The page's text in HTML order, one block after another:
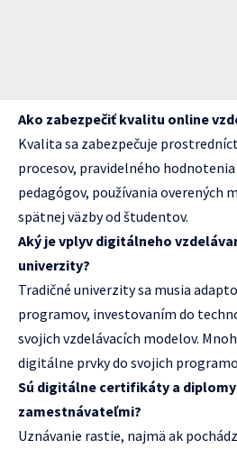
Ako zabezpečiť kvalitu online
Kvalita sa zabezpečuje
procesov, pravidelného
pedagógov, používania overených
spätnej väzby od študentov.
Aký je vplyv digitálneho
univerzity?
Tradičné univerzity sa musia
programov, investovaním do
svojich vzdelávacích modelov.
digitálne prvky do svojich
Sú digitálne certifikáty a
zamestnávateľmi?
Uznávanie rastie, najmä ak